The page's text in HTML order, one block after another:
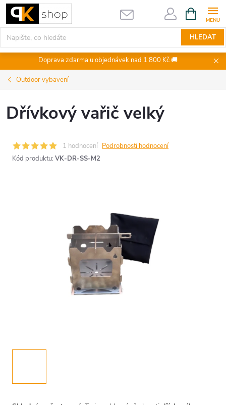
Přejít
obsah
HLEDAT
NÁKUPNÍ
KOŠÍK
Doprava zdarma u objednávek nad 1 800 Kč 🚚
Outdoor vybavení
Dřívkový vařič velký
1 hodnocení Podrobnosti hodnocení
Kód produktu: VK-DR-SS-M2